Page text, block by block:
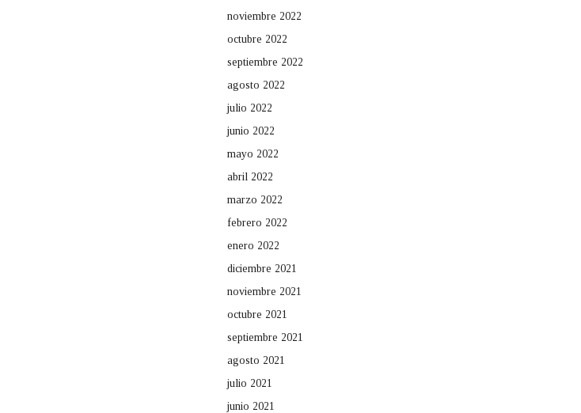
noviembre 2022
octubre 2022
septiembre 2022
agosto 2022
julio 2022
junio 2022
mayo 2022
abril 2022
marzo 2022
febrero 2022
enero 2022
diciembre 2021
noviembre 2021
octubre 2021
septiembre 2021
agosto 2021
julio 2021
junio 2021